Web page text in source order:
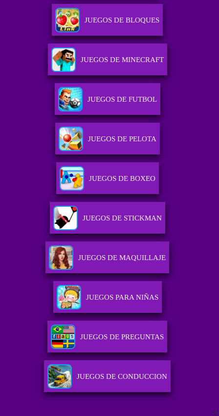
JUEGOS DE BLOQUES
JUEGOS DE MINECRAFT
JUEGOS DE FUTBOL
JUEGOS DE PELOTA
JUEGOS DE BOXEO
JUEGOS DE STICKMAN
JUEGOS DE MAQUILLAJE
JUEGOS PARA NIÑAS
JUEGOS DE PREGUNTAS
JUEGOS DE CONDUCCION